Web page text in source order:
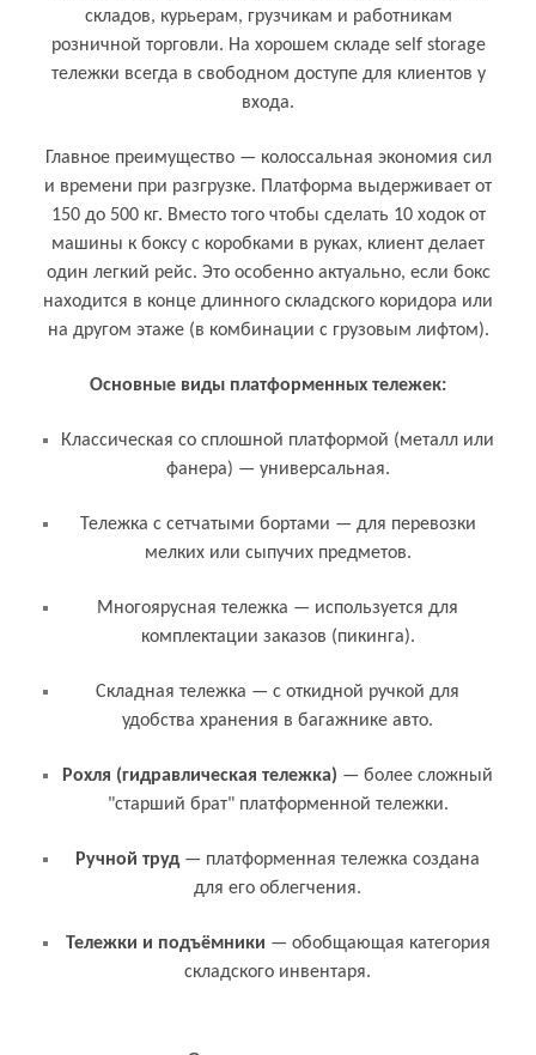
платформенная
складов, курьерам, грузчикам и работникам
розничной торговли. На хорошем складе self storage
тележки всегда в свободном доступе для клиентов у
входа.
Главное преимущество — колоссальная экономия сил
и времени при разгрузке. Платформа выдерживает от
150 до 500 кг. Вместо того чтобы сделать 10 ходок от
машины к боксу с коробками в руках, клиент делает
один легкий рейс. Это особенно актуально, если бокс
находится в конце длинного складского коридора или
на другом этаже (в комбинации с грузовым лифтом).
Основные виды платформенных тележек:
Классическая со сплошной платформой (металл или
фанера) — универсальная.
Тележка с сетчатыми бортами — для перевозки
мелких или сыпучих предметов.
Многоярусная тележка — используется для
комплектации заказов (пикинга).
Складная тележка — с откидной ручкой для
удобства хранения в багажнике авто.
Связанные термины и понятия
Рохля (гидравлическая тележка) — более сложный
"старший брат" платформенной тележки.
Ручной труд — платформенная тележка создана
для его облегчения.
Тележки и подъёмники — обобщающая категория
складского инвентаря.